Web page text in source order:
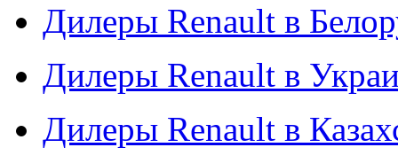
Дилеры Renault в
Дилеры Renault в
Дилеры Renault в